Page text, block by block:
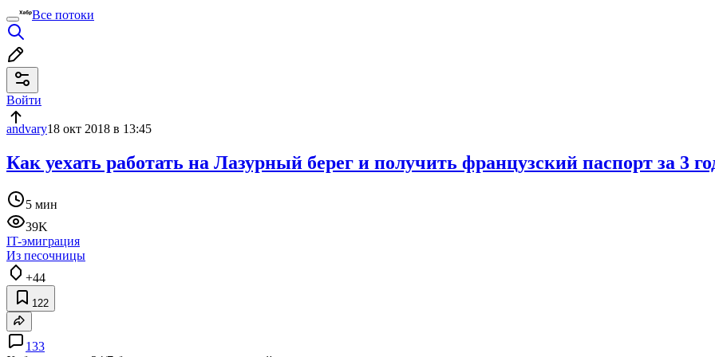
Все потоки
Войти
andvary18 окт 2018 в 13:45
Как уехать работать на Лазурный берег и получить французский паспорт за 3
5 мин
39K
IT-эмиграция
Из песочницы
+44
122
133